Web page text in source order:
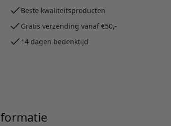
Beste kwaliteitsproducten
Gratis verzending vanaf €50,-
14 dagen bedenktijd